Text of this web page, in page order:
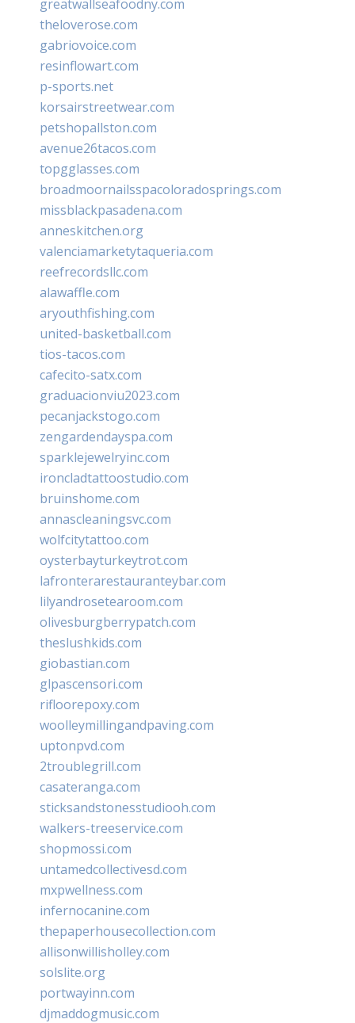
greatwallseafoodny.com
theloverose.com
gabriovoice.com
resinflowart.com
p-sports.net
korsairstreetwear.com
petshopallston.com
avenue26tacos.com
topgglasses.com
broadmoornailsspacoloradosprings.com
missblackpasadena.com
anneskitchen.org
valenciamarketytaqueria.com
reefrecordsllc.com
alawaffle.com
aryouthfishing.com
united-basketball.com
tios-tacos.com
cafecito-satx.com
graduacionviu2023.com
pecanjackstogo.com
zengardendayspa.com
sparklejewelryinc.com
ironcladtattoostudio.com
bruinshome.com
annascleaningsvc.com
wolfcitytattoo.com
oysterbayturkeytrot.com
lafronterarestauranteybar.com
lilyandrosetearoom.com
olivesburgberrypatch.com
theslushkids.com
giobastian.com
glpascensori.com
rifloorepoxy.com
woolleymillingandpaving.com
uptonpvd.com
2troublegrill.com
casateranga.com
sticksandstonesstudiooh.com
walkers-treeservice.com
shopmossi.com
untamedcollectivesd.com
mxpwellness.com
infernocanine.com
thepaperhousecollection.com
allisonwillisholley.com
solslite.org
portwayinn.com
djmaddogmusic.com